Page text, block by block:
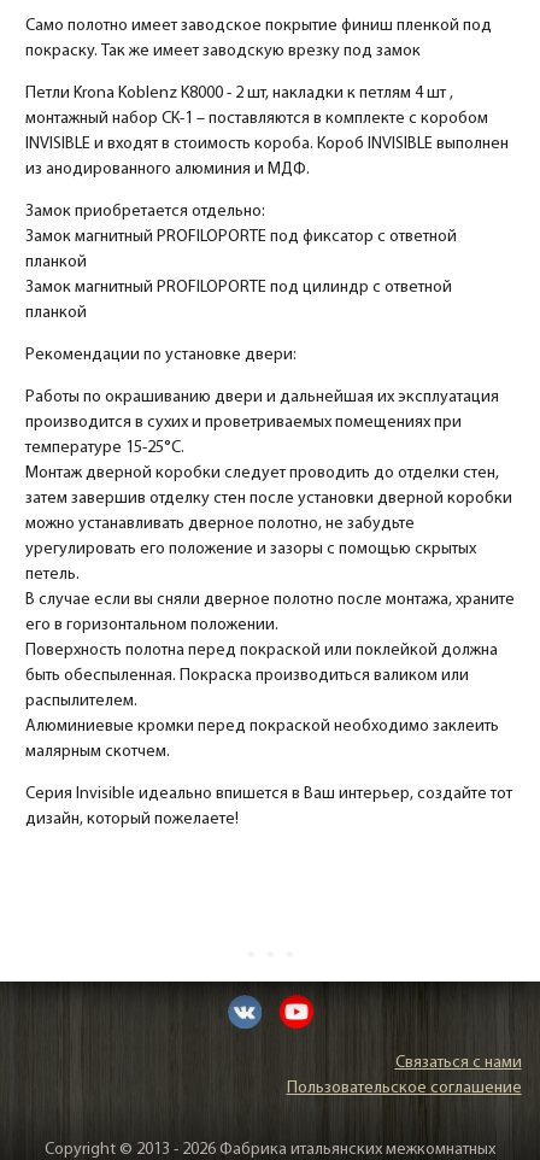
Само полотно имеет заводское покрытие финиш пленкой под
покраску. Так же имеет заводскую врезку под замок
Петли Krona Koblenz K8000 - 2 шт, накладки к петлям 4 шт ,
монтажный набор СК-1 – поставляются в комплекте с коробом
INVISIBLE и входят в стоимость короба. Короб INVISIBLE выполнен
из анодированного алюминия и МДФ.
Замок приобретается отдельно:
Замок магнитный PROFILOPORTE под фиксатор с ответной
планкой
Замок магнитный PROFILOPORTE под цилиндр с ответной
планкой
Рекомендации по установке двери:
Работы по окрашиванию двери и дальнейшая их эксплуатация
производится в сухих и проветриваемых помещениях при
температуре 15-25°С.
Монтаж дверной коробки следует проводить до отделки стен,
затем завершив отделку стен после установки дверной коробки
можно устанавливать дверное полотно, не забудьте
урегулировать его положение и зазоры с помощью скрытых
петель.
В случае если вы сняли дверное полотно после монтажа, храните
его в горизонтальном положении.
Поверхность полотна перед покраской или поклейкой должна
быть обеспыленная. Покраска производиться валиком или
распылителем.
Алюминиевые кромки перед покраской необходимо заклеить
малярным скотчем.
Серия Invisible идеально впишется в Ваш интерьер, создайте тот
дизайн, который пожелаете!
Связаться с нами
Пользовательское соглашение
Copyright © 2013 - 2026 Фабрика итальянских межкомнатных